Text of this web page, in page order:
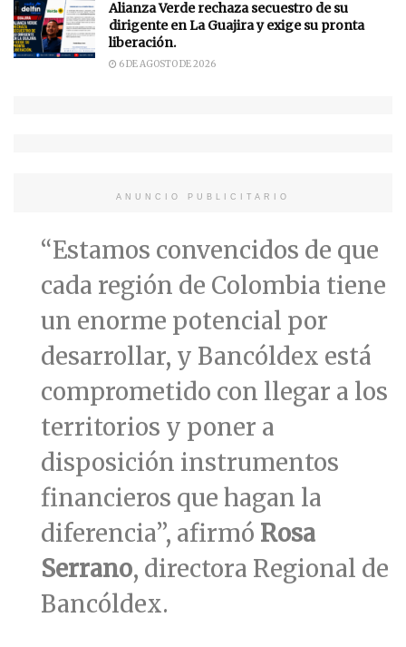
Alianza Verde rechaza secuestro de su
dirigente en La Guajira y exige su pronta
liberación.
6 DE AGOSTO DE 2026
ANUNCIO PUBLICITARIO
“Estamos convencidos de que
cada región de Colombia tiene
un enorme potencial por
desarrollar, y Bancóldex está
comprometido con llegar a los
territorios y poner a
disposición instrumentos
financieros que hagan la
diferencia”, afirmó Rosa
Serrano, directora Regional de
Bancóldex.